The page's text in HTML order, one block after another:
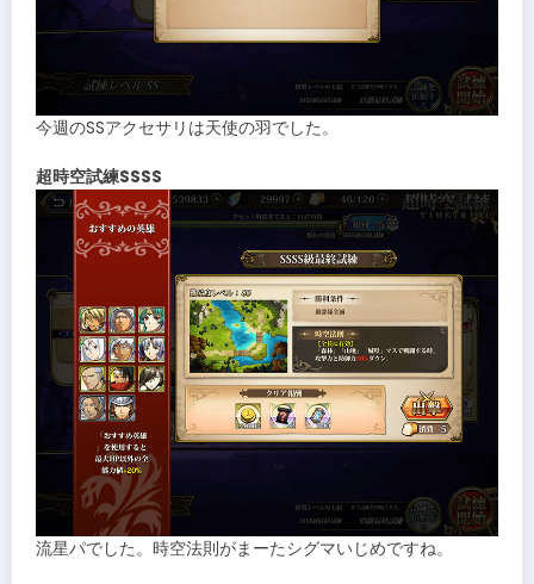
今週のSSアクセサリは天使の羽でした。
超時空試練SSSS
流星パでした。時空法則がまーたシグマいじめですね。